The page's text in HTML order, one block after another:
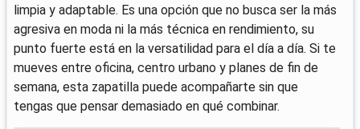
limpia y adaptable. Es una opción que no busca ser la más
agresiva en moda ni la más técnica en rendimiento, su
punto fuerte está en la versatilidad para el día a día. Si te
mueves entre oficina, centro urbano y planes de fin de
semana, esta zapatilla puede acompañarte sin que
tengas que pensar demasiado en qué combinar.